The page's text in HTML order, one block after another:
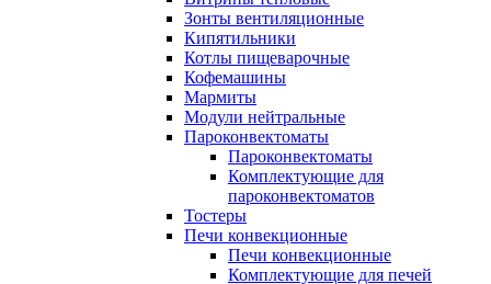
Зонты вентиляционные
Кипятильники
Котлы пищеварочные
Кофемашины
Мармиты
Модули нейтральные
Пароконвектоматы
Пароконвектоматы
Комплектующие для
пароконвектоматов
Тостеры
Печи конвекционные
Печи конвекционные
Комплектующие для печей